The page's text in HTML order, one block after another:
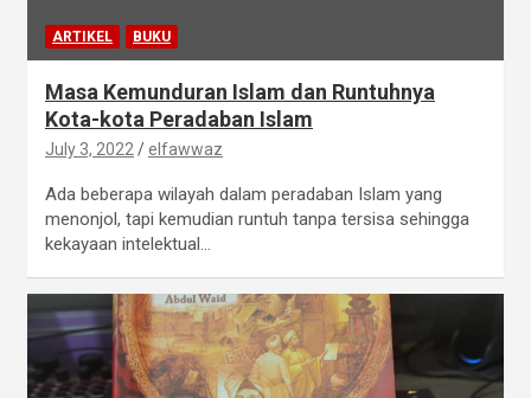
ARTIKEL BUKU
Masa Kemunduran Islam dan Runtuhnya
Kota-kota Peradaban Islam
July 3, 2022 elfawwaz
Ada beberapa wilayah dalam peradaban Islam yang
menonjol, tapi kemudian runtuh tanpa tersisa sehingga
kekayaan intelektual…